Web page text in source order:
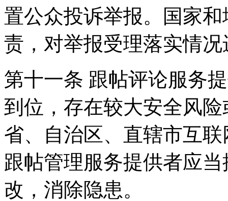
置公众投诉举报。国家
责，对举报受理落实情
第十一条 跟帖评论服务
到位，存在较大安全风
省、自治区、直辖市互
跟帖管理服务提供者应
改，消除隐患。